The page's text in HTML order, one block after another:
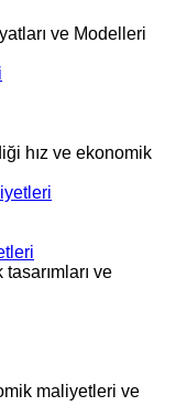
ve Modelleri
hız ve ekonomik
ve
maliyetleri ve